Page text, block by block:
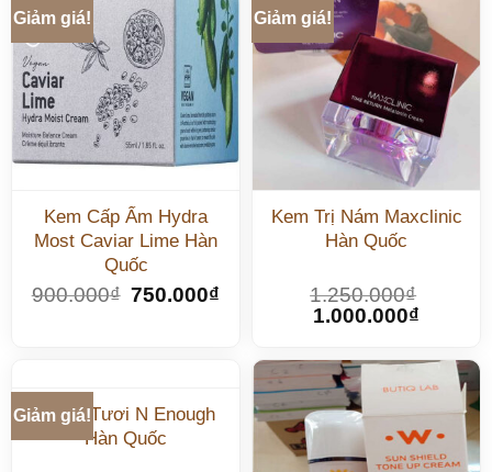
Giảm giá!
Kem Cấp Ẩm Hydra
Most Caviar Lime Hàn
Quốc
900.000₫ 750.000₫
Giảm giá!
Kem Trị Nám Maxclinic
Hàn Quốc
1.250.000₫
1.000.000₫
Giảm giá!
Botox Tươi N Enough
Hàn Quốc